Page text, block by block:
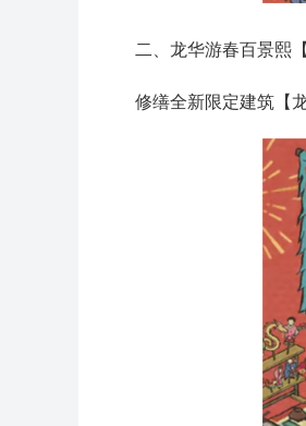
二、龙华游春百景熙
修缮全新限定建筑【